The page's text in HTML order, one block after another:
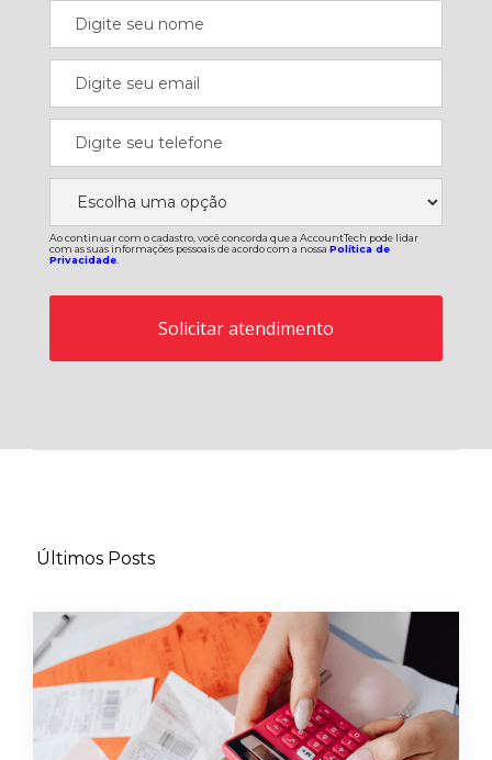
Ao continuar com o cadastro, você concorda que a AccountTech pode lidar
com as suas informações pessoais de acordo com a nossa Política de
Privacidade
Últimos Posts